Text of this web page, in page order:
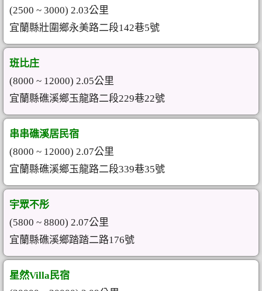
(2500 ~ 3000) 2.03公里
宜蘭縣壯圍鄉永美路二段142巷5號
班比庄
(8000 ~ 12000) 2.05公里
宜蘭縣礁溪鄉玉龍路二段229巷22號
串串礁溪居民宿
(8000 ~ 12000) 2.07公里
宜蘭縣礁溪鄉玉龍路二段339巷35號
宇眾不彤
(5800 ~ 8800) 2.07公里
宜蘭縣礁溪鄉踏踏二路176號
星然Villa民宿